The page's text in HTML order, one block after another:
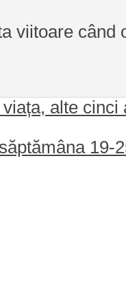
viitoare când
alte cinci
19-